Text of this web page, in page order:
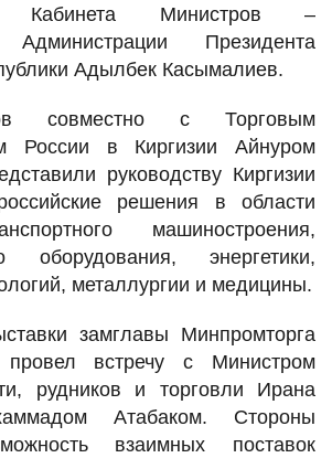
Кабинета Министров –
Администрации Президента
Адылбек Касымалиев.
совместно с Торговым
России в Киргизии Айнуром
руководству Киргизии
решения в области
машиностроения,
оборудования, энергетики,
металлургии и медицины.
замглавы Минпромторга
встречу с Министром
рудников и торговли Ирана
Атабаком. Стороны
взаимных поставок